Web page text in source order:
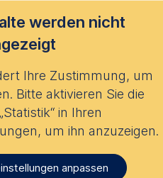
werden nicht
Ihre Zustimmung, um
Bitte aktivieren Sie die
in Ihren
um ihn anzuzeigen.
anpassen